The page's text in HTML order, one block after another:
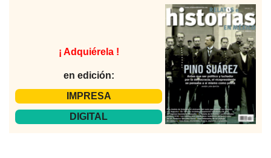
¡ Adquiérela !
en edición:
IMPRESA
DIGITAL